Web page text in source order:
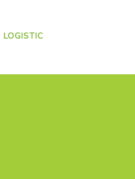
LOGISTIC